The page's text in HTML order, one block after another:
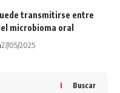
transmitirse entre
microbioma oral
27/05/2025
Buscar